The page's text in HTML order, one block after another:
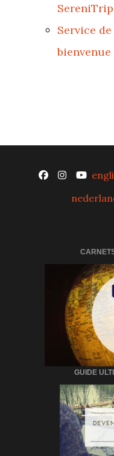
SereniTrip
Service
bienvenue
GUIDE